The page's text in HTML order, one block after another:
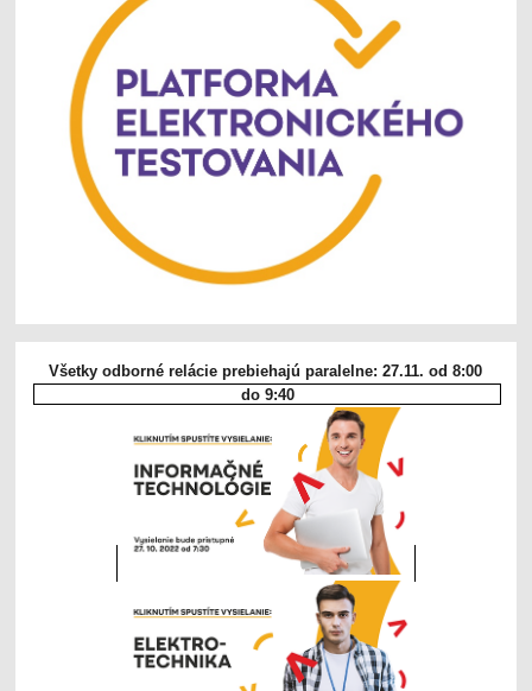
Všetky odborné relácie prebiehajú paralelne: 27.11. od 8:00
do 9:40